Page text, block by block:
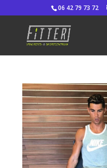
06 42 79 73 72